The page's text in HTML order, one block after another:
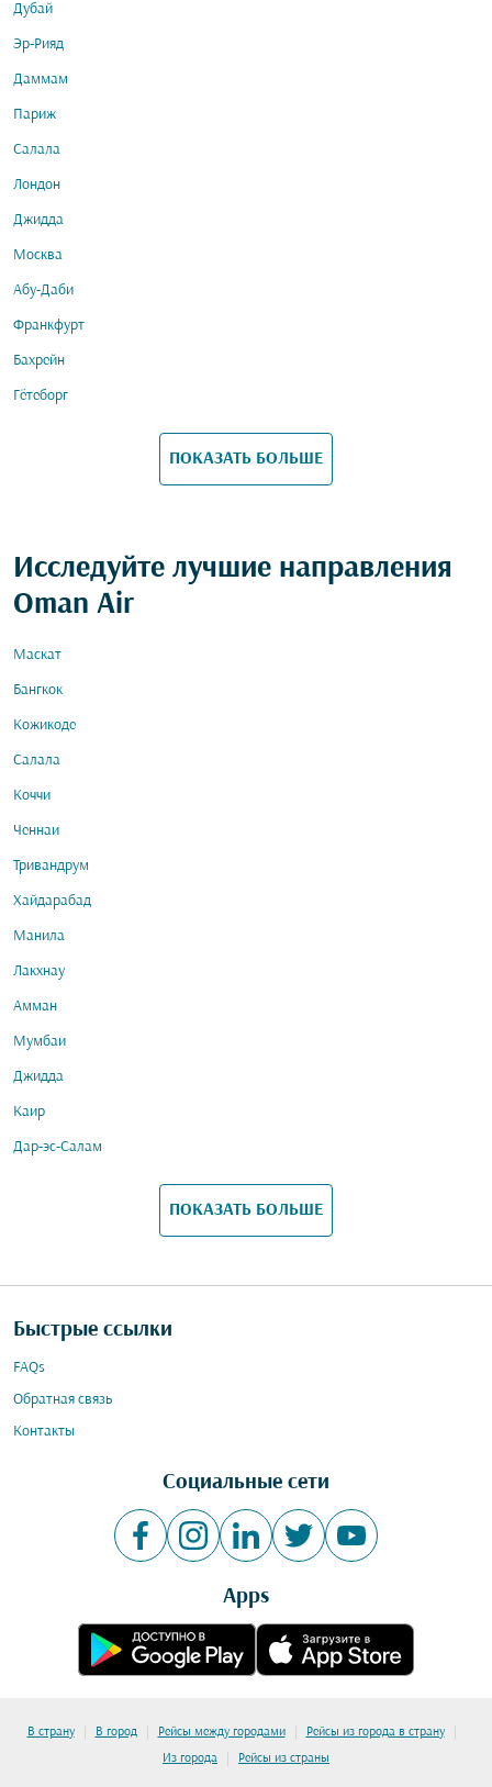
Дубай
Эр-Рияд
Даммам
Париж
Салала
Лондон
Джидда
Москва
Абу-Даби
Франкфурт
Бахрейн
Гётеборг
ПОКАЗАТЬ БОЛЬШЕ
Исследуйте лучшие направления
Oman Air
Маскат
Бангкок
Кожикоде
Салала
Коччи
Ченнаи
Тривандрум
Хайдарабад
Манила
Лакхнау
Амман
Мумбаи
Джидда
Каир
Дар-эс-Салам
ПОКАЗАТЬ БОЛЬШЕ
Быстрые ссылки
FAQs
Обратная связь
Контакты
Социальные сети
Apps
В страну | В город | Рейсы между городами | Рейсы из города в страну |
Из города | Рейсы из страны